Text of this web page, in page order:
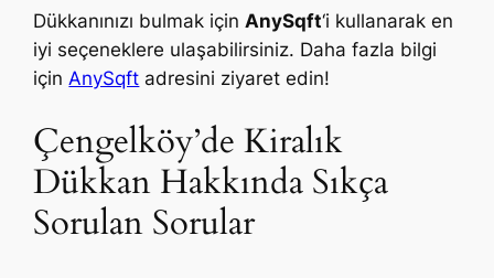
Dükkanınızı bulmak içinAnySqft‘i kullanarak en
iyi seçeneklere ulaşabilirsiniz. Daha fazla bilgi
içinAnySqft adresini ziyaret edin!
Çengelköy’de Kiralık
Dükkan Hakkında Sıkça
Sorulan Sorular